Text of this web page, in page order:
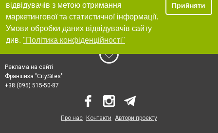
відвідувачів з метою отримання
маркетингової та статистичної інформації.
Умови обробки даних відвідувачів сайту
див. "Політика конфіденційності"
Прийняти
Реклама на сайті
Франшиза "CitySites"
+38 (095) 515-50-87
Про нас Контакти Автори проєкту